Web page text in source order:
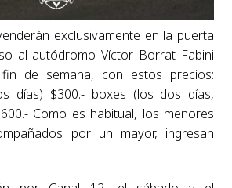
exclusivamente en la puerta
al autódromo Víctor Borrat Fabini
de semana, con estos precios:
días) $300.- boxes (los dos días,
Como es habitual, los menores
por un mayor, ingresan